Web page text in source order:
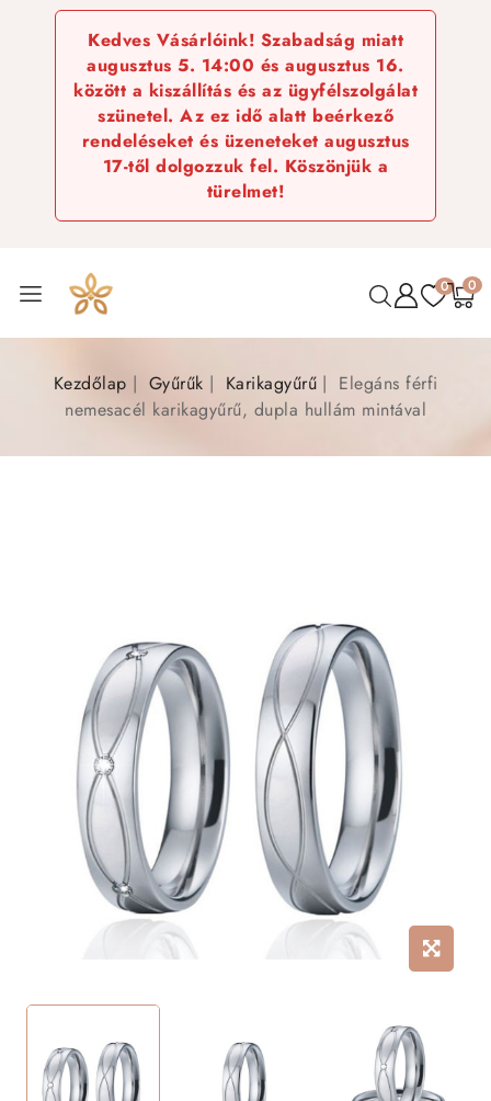
Kedves Vásárlóink! Szabadság miatt
augusztus 5. 14:00 és augusztus 16.
között a kiszállítás és az ügyfélszolgálat
szünetel. Az ez idő alatt beérkező
rendeléseket és üzeneteket augusztus
17-től dolgozzuk fel. Köszönjük a
türelmet!
0 0
Kezdőlap Gyűrűk Karikagyűrű
Elegáns férfi
nemesacél karikagyűrű, dupla hullám mintával